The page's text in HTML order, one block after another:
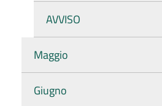
AVVISO
Maggio
Giugno